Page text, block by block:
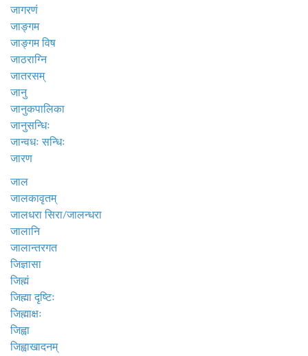
जागरणं
जाङ्गम
जाङ्गम विष
जाठराग्नि
जातरसम्
जानु
जानुकपालिका
जानुसन्धिः
जान्वधः सन्धिः
जारण
जाल
जालकावृतम्
जालधरा सिरा/जालन्धरा
जालानि
जालान्तरगत
जिज्ञासा
जिह्मं
जिह्मा दृष्टिः
जिह्माक्षः
जिह्वा
जिह्वाखादनम्